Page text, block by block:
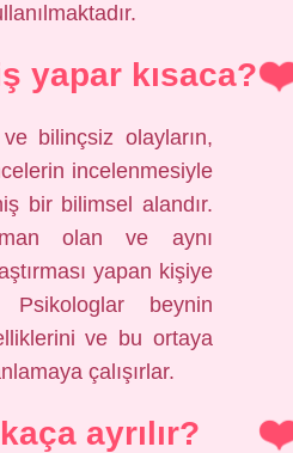
yapar kısaca?
bilinçsiz olayların,
incelenmesiyle
bir bilimsel alandır.
olan ve aynı
yapan kişiye
beynin
ve bu ortaya
çalışırlar.
ayrılır?